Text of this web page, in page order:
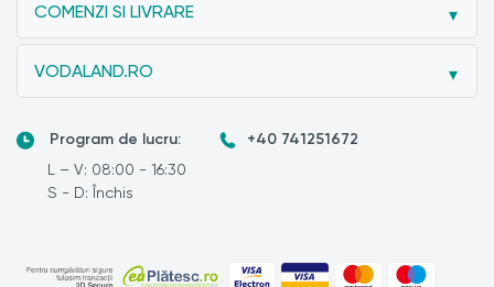
COMENZI SI LIVRARE
VODALAND.RO
Program de lucru:
L – V: 08:00 - 16:30
S - D: Închis
+40 741251672